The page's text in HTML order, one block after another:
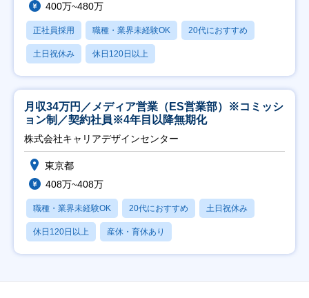
400万~480万
正社員採用 職種・業界未経験OK 20代におすすめ
土日祝休み 休日120日以上
月収34万円／メディア営業（ES営業部）※コミッシ
ョン制／契約社員※4年目以降無期化
株式会社キャリアデザインセンター
東京都
408万~408万
職種・業界未経験OK 20代におすすめ 土日祝休み
休日120日以上 産休・育休あり